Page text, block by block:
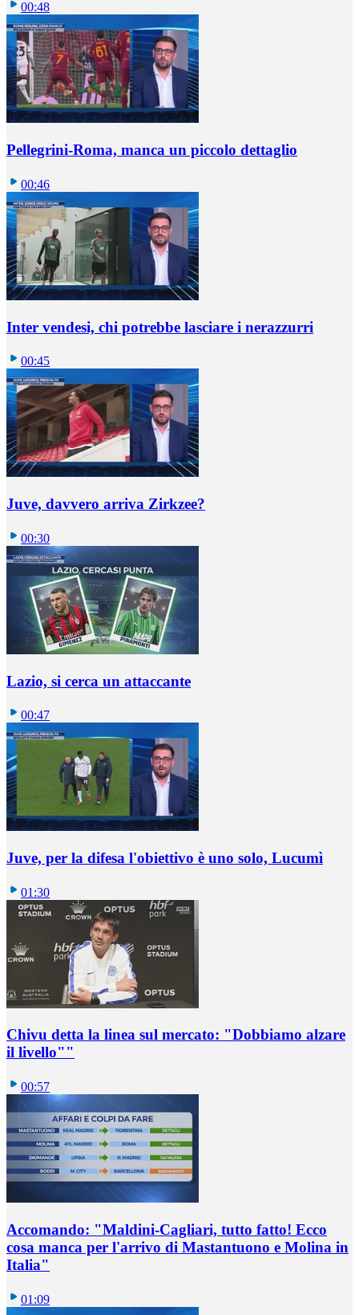
00:48
Pellegrini-Roma, manca un piccolo dettaglio
00:46
Inter vendesi, chi potrebbe lasciare i nerazzurri
00:45
Juve, davvero arriva Zirkzee?
00:30
Lazio, si cerca un attaccante
00:47
Juve, per la difesa l'obiettivo è uno solo, Lucumì
01:30
Chivu detta la linea sul mercato: "Dobbiamo alzare
il livello""
00:57
Accomando: "Maldini-Cagliari, tutto fatto! Ecco
cosa manca per l'arrivo di Mastantuono e Molina in
Italia"
01:09